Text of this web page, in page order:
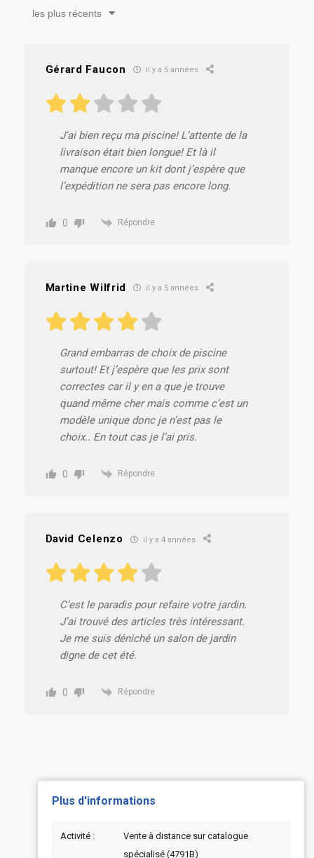
les plus récents
Gérard Faucon il y a 5 années
J’ai bien reçu ma piscine! L’attente de la
livraison était bien longue! Et là il
manque encore un kit dont j’espère que
l’expédition ne sera pas encore long.
0 Répondre
Martine Wilfrid il y a 5 années
Grand embarras de choix de piscine
surtout! Et j’espère que les prix sont
correctes car il y en a que je trouve
quand même cher mais comme c’est un
modèle unique donc je n’est pas le
choix.. En tout cas je l’ai pris.
0 Répondre
David Celenzo il y a 4 années
C’est le paradis pour refaire votre jardin.
J’ai trouvé des articles très intéressant.
Je me suis déniché un salon de jardin
digne de cet été.
0 Répondre
Plus d'informations
Activité :
Vente à distance sur catalogue
spécialisé (4791B)